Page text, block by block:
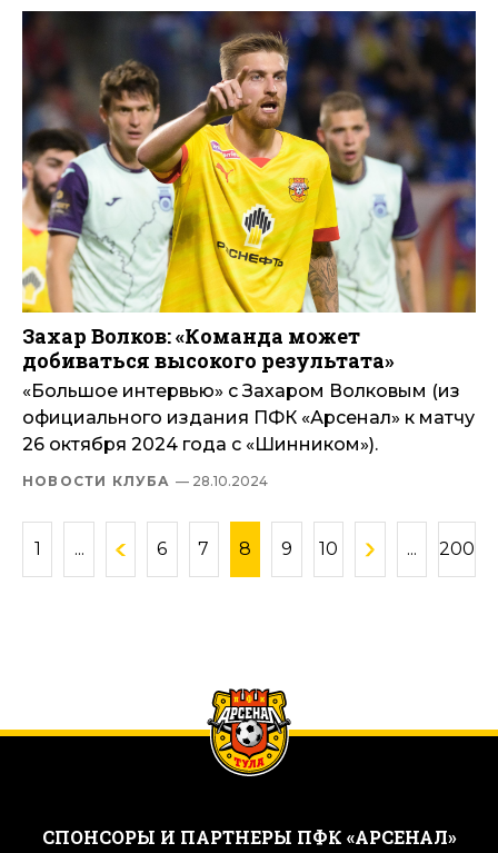
Захар Волков: «Команда может
добиваться высокого результата»
«Большое интервью» с Захаром Волковым (из
официального издания ПФК «Арсенал» к матчу
26 октября 2024 года с «Шинником»).
НОВОСТИ КЛУБА — 28.10.2024
1 ... 6 7 8 9 10 ... 200
CПОНСОРЫ И ПАРТНЕРЫ ПФК «АРСЕНАЛ»